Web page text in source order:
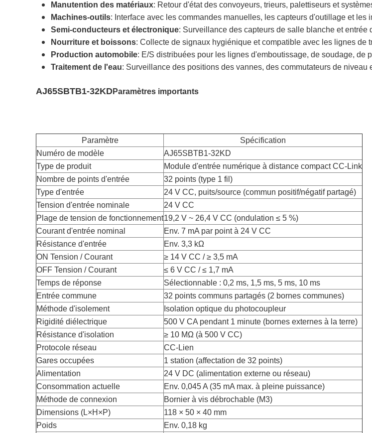
Manutention des matériaux: Retour d'état des convoyeurs, trieurs, palettiseurs et
Machines-outils: Interface avec les commandes manuelles, les capteurs d'outillage et les
Semi-conducteurs et électronique: Surveillance des capteurs de salle blanche et
Nourriture et boissons: Collecte de signaux hygiénique et compatible avec les lignes de
Production automobile: E/S distribuées pour les lignes d'emboutissage, de soudage, de
Traitement de l'eau: Surveillance des positions des vannes, des commutateurs de
AJ65SBTB1-32KDParamètres importants
Paramètre
Spécification
Numéro de modèle
AJ65SBTB1-32KD
Type de produit
Module d'entrée numérique à distance compact CC-Link
Nombre de points d'entrée
32 points (type 1 fil)
Type d'entrée
24 V CC, puits/source (commun positif/négatif partagé)
Tension d'entrée nominale
24 V CC
Plage de tension de fonctionnement19,2 V ~ 26,4 V CC (ondulation ≤ 5 %)
Courant d'entrée nominal
Env. 7 mA par point à 24 V CC
Résistance d'entrée
Env. 3,3 kΩ
ON Tension / Courant
≥ 14 V CC / ≥ 3,5 mA
OFF Tension / Courant
≤ 6 V CC / ≤ 1,7 mA
Temps de réponse
Sélectionnable : 0,2 ms, 1,5 ms, 5 ms, 10 ms
Entrée commune
32 points communs partagés (2 bornes communes)
Méthode d'isolement
Isolation optique du photocoupleur
Rigidité diélectrique
500 V CA pendant 1 minute (bornes externes à la terre)
Résistance d'isolation
≥ 10 MΩ (à 500 V CC)
Protocole réseau
CC-Lien
Gares occupées
1 station (affectation de 32 points)
Alimentation
24 V DC (alimentation externe ou réseau)
Consommation actuelle
Env. 0,045 A (35 mA max. à pleine puissance)
Méthode de connexion
Bornier à vis débrochable (M3)
Dimensions (L×H×P)
118 × 50 × 40 mm
Poids
Env. 0,18 kg